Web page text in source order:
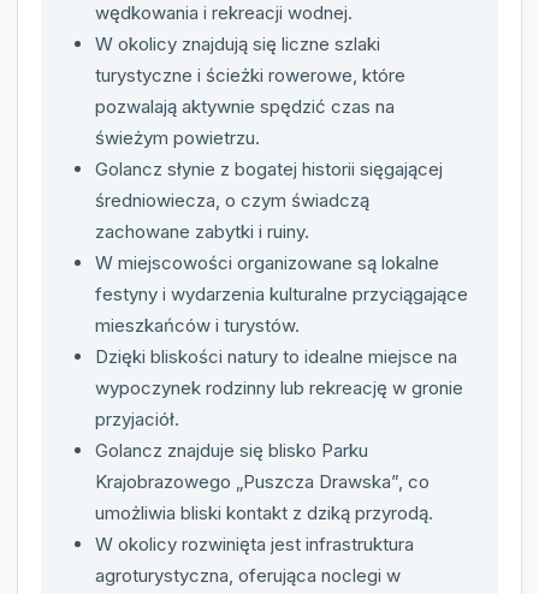
wędkowania i rekreacji wodnej.
W okolicy znajdują się liczne szlaki
turystyczne i ścieżki rowerowe, które
pozwalają aktywnie spędzić czas na
świeżym powietrzu.
Golancz słynie z bogatej historii sięgającej
średniowiecza, o czym świadczą
zachowane zabytki i ruiny.
W miejscowości organizowane są lokalne
festyny i wydarzenia kulturalne przyciągające
mieszkańców i turystów.
Dzięki bliskości natury to idealne miejsce na
wypoczynek rodzinny lub rekreację w gronie
przyjaciół.
Golancz znajduje się blisko Parku
Krajobrazowego „Puszcza Drawska”, co
umożliwia bliski kontakt z dziką przyrodą.
W okolicy rozwinięta jest infrastruktura
agroturystyczna, oferująca noclegi w